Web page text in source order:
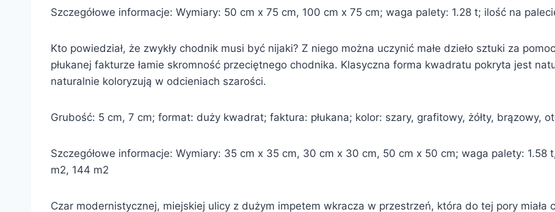
Szczegółowe informacje: Wymiary: 50 cm x 75 cm, 100 cm x 75 cm; waga palety: 1.28 t; ilość na
Kto powiedział, że zwykły chodnik musi być nijaki? Z niego można uczynić małe dzieło sztuki za
płukanej fakturze łamie skromność przeciętnego chodnika. Klasyczna forma kwadratu pokryta jest
naturalnie koloryzują w odcieniach szarości.
Grubość: 5 cm, 7 cm; format: duży kwadrat; faktura: płukana; kolor: szary, grafitowy, żółty, brązowy,
Szczegółowe informacje: Wymiary: 35 cm x 35 cm, 30 cm x 30 cm, 50 cm x 50 cm; waga palety: 1.58
m2, 144 m2
Czar modernistycznej, miejskiej ulicy z dużym impetem wkracza w przestrzeń, która do tej pory